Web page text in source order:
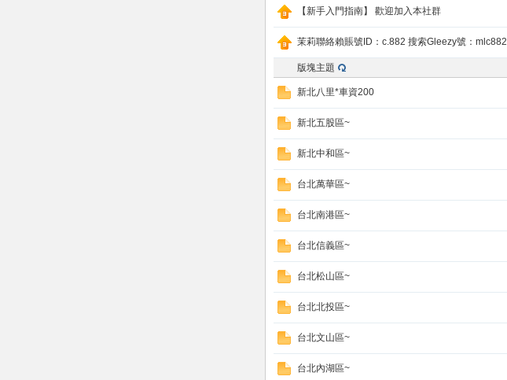
【新手入門指南】 歡迎加入本社群
茉莉聯絡賴賬號ID：c.882 搜索Gleezy號：mlc882
版塊主題
新北八里*車資200
新北五股區~
新北中和區~
台北萬華區~
台北南港區~
台北信義區~
台北松山區~
台北北投區~
台北文山區~
台北內湖區~